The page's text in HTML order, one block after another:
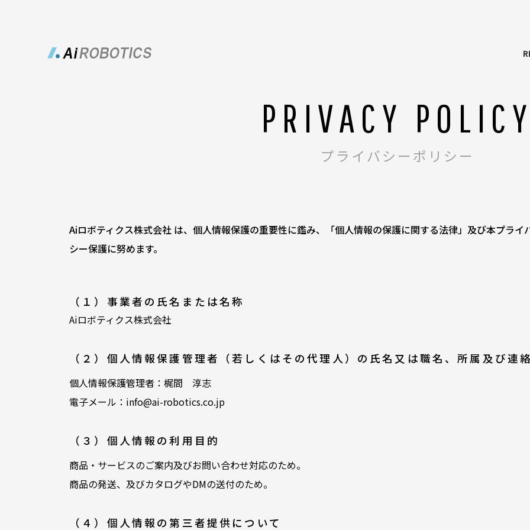
PRIVACY
プライバシーポリシー
Aiロボティクス株式会社 は、個人情報保護の重要性に鑑み、「個人情報の保護に関する法律」及び本プラ
シー保護に努めます。
（１）事業者の氏名または名称
Aiロボティクス株式会社
（２）個人情報保護管理者（若しくはその代理人）の氏名又は職名、所属及び連
個人情報保護管理者：梶間 淳志
電子メール：info@ai-robotics.co.jp
（３）個人情報の利用目的
商品・サービスのご案内及びお問い合わせ対応のため。
商品の発送、及びカタログやDMの送付のため。
（４）個人情報の第三者提供について